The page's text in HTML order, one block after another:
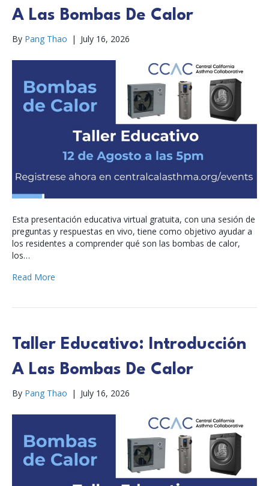
A Las Bombas De Calor
By Pang Thao | July 16, 2026
Esta presentación educativa virtual gratuita, con una sesión de
preguntas y respuestas en vivo, tiene como objetivo ayudar a
los residentes a comprender qué son las bombas de calor,
los…
Read More
Taller Educativo: Introducción
A Las Bombas De Calor
By Pang Thao | July 16, 2026